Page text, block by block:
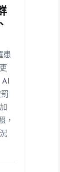
患
，